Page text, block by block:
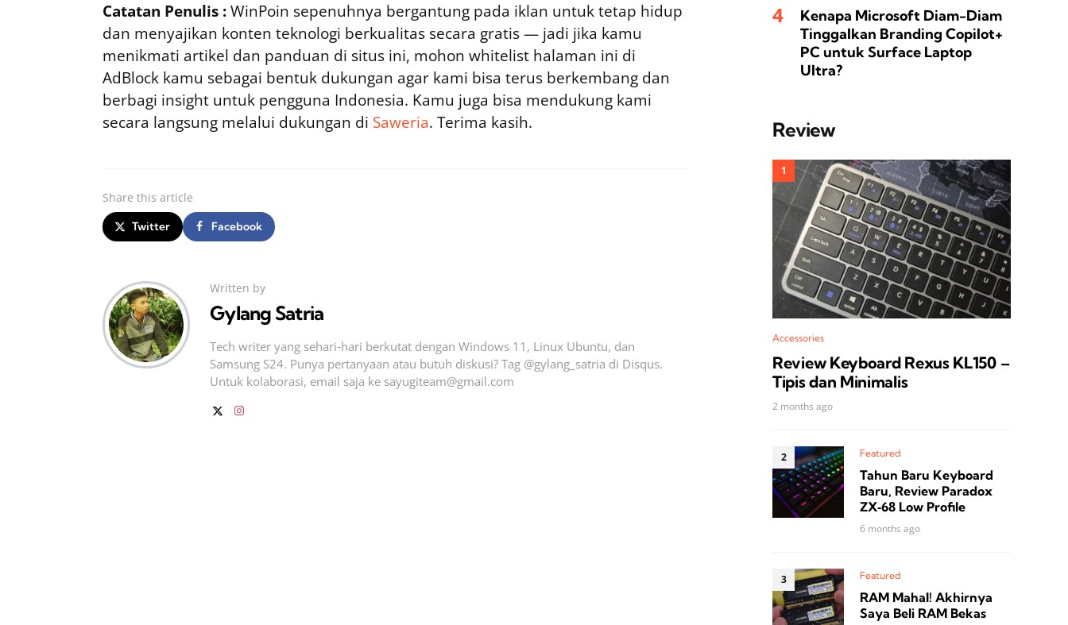
Catatan Penulis :WinPoin sepenuhnya bergantung pada iklan untuk tetap hidup
dan menyajikan konten teknologi berkualitas secara gratis — jadi jika kamu
menikmati artikel dan panduan di situs ini, mohon whitelist halaman ini di
AdBlock kamu sebagai bentuk dukungan agar kami bisa terus berkembang dan
berbagi insight untuk pengguna Indonesia. Kamu juga bisa mendukung kami
secara langsung melalui dukungan di Saweria. Terima kasih.
Share this article
Twitter Facebook
Written by
Gylang Satria
Tech writer yang sehari‑hari berkutat dengan Windows 11, Linux Ubuntu, dan
Samsung S24. Punya pertanyaan atau butuh diskusi? Tag @gylang_satria di Disqus.
Untuk kolaborasi, email saja ke sayugiteam@gmail.com
Kenapa Microsoft Diam-Diam
Tinggalkan Branding Copilot+
PC untuk Surface Laptop
Ultra?
Review
Accessories
Review Keyboard Rexus KL150 –
Tipis dan Minimalis
2 months ago
Featured
Tahun Baru Keyboard
Baru, Review Paradox
ZX‑68 Low Profile
6 months ago
Featured
RAM Mahal! Akhirnya
Saya Beli RAM Bekas